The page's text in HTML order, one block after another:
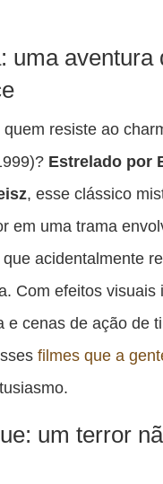
uma aventura
resiste ao
Estrelado por
, esse clássico
em uma trama
acidentalmente
Com efeitos visuais
e cenas de ação de
filmes que a
um terror